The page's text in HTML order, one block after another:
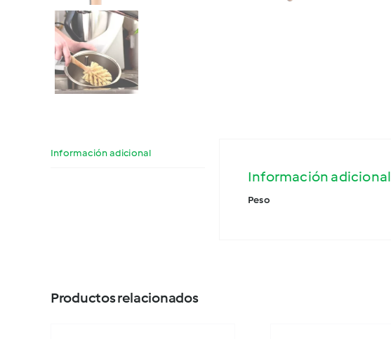
Información adicional
Información adicional
Peso
Productos relacionados